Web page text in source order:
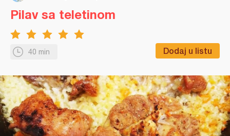
40 min Dodaj u listu
Pilav sa teletinom